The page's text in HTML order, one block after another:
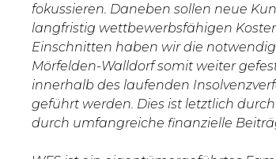
fokussieren. Daneben sollen neue
langfristig wettbewerbsfähigen
Einschnitten haben wir die
Mörfelden-Walldorf somit weiter
innerhalb des laufenden
geführt werden. Dies ist letztlich
durch umfangreiche finanzielle